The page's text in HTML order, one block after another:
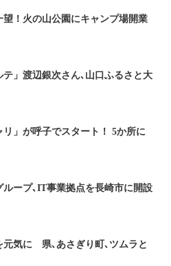
望！火の山公園にキャンプ場開業
テ」渡辺銀次さん､山口ふるさと大
リ」が呼子でスタート！ 5か所に
ループ､IT事業拠点を長崎市に開設
元気に 県､あさぎり町､ツムラと